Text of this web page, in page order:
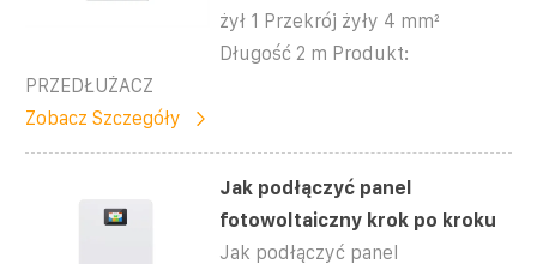
żył 1 Przekrój żyły 4 mm²
Długość 2 m Produkt:
PRZEDŁUŻACZ
Zobacz Szczegóły
Jak podłączyć panel
fotowoltaiczny krok po kroku
Jak podłączyć panel